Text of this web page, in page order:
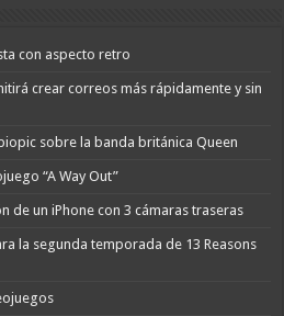
con aspecto retro
crear correos más rápidamente y sin
sobre la banda británica Queen
“A Way Out”
de un iPhone con 3 cámaras traseras
la segunda temporada de 13 Reasons